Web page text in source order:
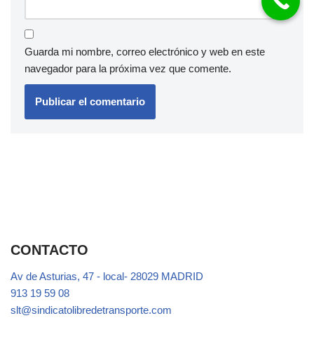
Guarda mi nombre, correo electrónico y web en este
navegador para la próxima vez que comente.
CONTACTO
Av de Asturias, 47 - local- 28029 MADRID
913 19 59 08
slt@sindicatolibredetransporte.com